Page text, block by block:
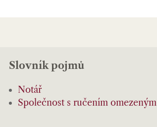
Slovník pojmů
Notář
Společnost s ručením omezeným